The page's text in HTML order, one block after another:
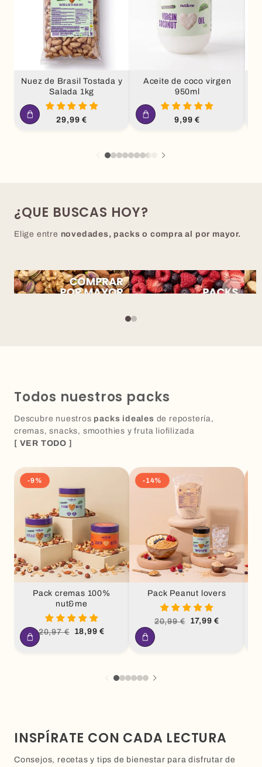
Nuez de Brasil Tostada y
Salada 1kg
Precio
29,99 €
Aceite de coco virgen
950ml
Precio
9,99 €
¿QUE BUSCAS HOY?
Elige entre novedades, packs o compra al por mayor.
Todos nuestros packs
Descubre nuestros packs ideales de repostería,
cremas, snacks, smoothies y fruta liofilizada
[ VER TODO ]
-9%
Pack cremas 100%
nut&me
Precio
habitual
20,97 €
Precio
de
18,99 €
-14%
Pack Peanut lovers
Precio
habitual
20,99 €
Precio
de
oferta
17,99 €
INSPÍRATE CON CADA LECTURA
Consejos, recetas y tips de bienestar para disfrutar de